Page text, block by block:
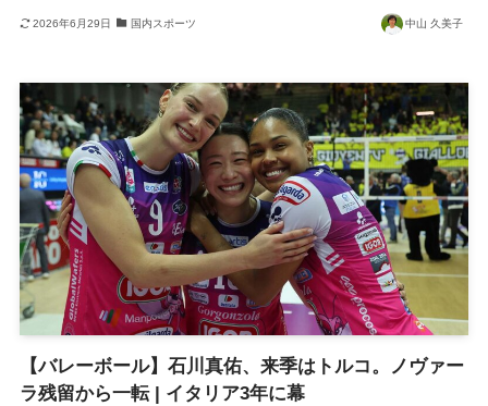
2026年6月29日 国内スポーツ 中山 久美子
【バレーボール】石川真佑、来季はトルコ。ノヴァー
ラ残留から一転 | イタリア3年に幕